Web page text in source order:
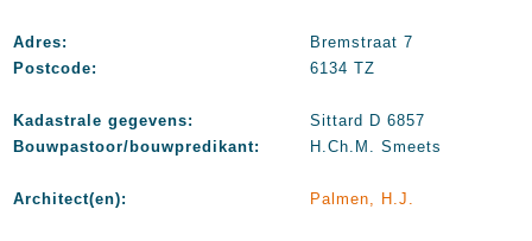
Adres:
Bremstraat 7
Postcode:
6134 TZ
Kadastrale gegevens:
Sittard D 6857
Bouwpastoor/bouwpredikant:
H.Ch.M. Smeets
Architect(en): Palmen, H.J.